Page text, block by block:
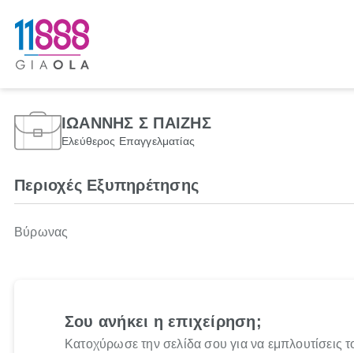
ΙΩΑΝΝΗΣ Σ ΠΑΙΖΗΣ
Ελεύθερος Επαγγελματίας
Περιοχές Εξυπηρέτησης
Βύρωνας
Σου ανήκει η επιχείρηση;
Κατοχύρωσε την σελίδα σου για να εμπλουτίσεις